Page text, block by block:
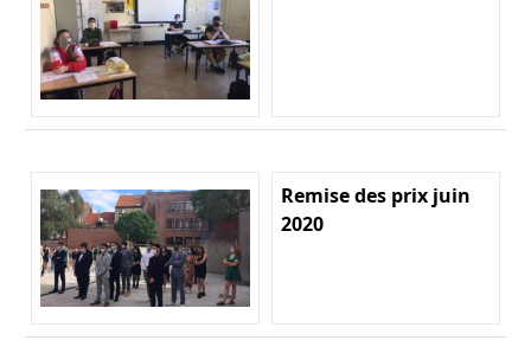
Remise des prix juin
2020